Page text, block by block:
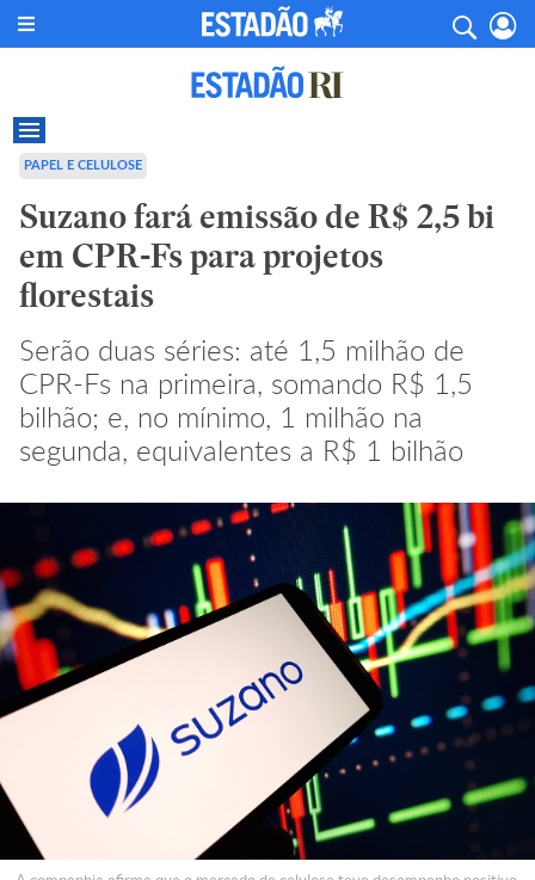
PAPEL E CELULOSE
Suzano fará emissão de R$ 2,5 bi
em CPR-Fs para projetos
florestais
Serão duas séries: até 1,5 milhão de
CPR-Fs na primeira, somando R$ 1,5
bilhão; e, no mínimo, 1 milhão na
segunda, equivalentes a R$ 1 bilhão